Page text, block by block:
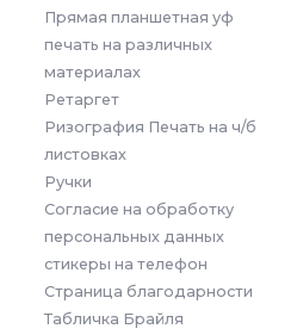
Прямая планшетная уф
печать на различных
материалах
Ретаргет
Ризография Печать на ч/б
листовках
Ручки
Согласие на обработку
персональных данных
стикеры на телефон
Страница благодарности
Табличка Брайля